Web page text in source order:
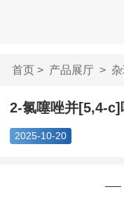
首页> 产品展厅>
[5,4-c]吡啶 CAS...
2-氯噻唑并[5,4-c]
2025-10-20